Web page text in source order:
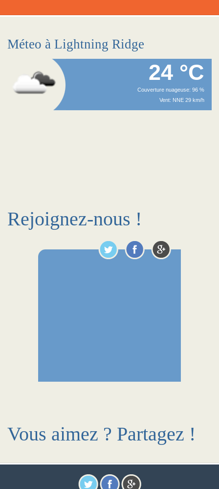
Méteo à Lightning Ridge
24 °C
Couverture nuageuse: 96 %
Vent: NNE 29 km/h
Rejoignez-nous !
Vous aimez ? Partagez !